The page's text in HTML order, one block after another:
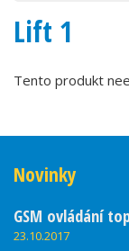
Lift 1
Tento produkt
Novinky
GSM ovládání
23.10.2017